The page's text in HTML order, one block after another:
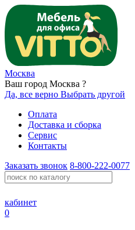
Москва
Ваш город Москва ?
Да, все верно Выбрать другой
Оплата
Доставка и сборка
Сервис
Контакты
Заказать звонок 8-800-222-0077
кабинет
0